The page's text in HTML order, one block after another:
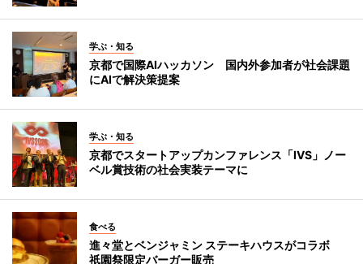
学ぶ・知る
京都で国際AIハッカソン 国内外参加者が社会課題
にAIで解決策提案
学ぶ・知る
京都でスタートアップカンファレンス「IVS」ノー
ベル賞技術の社会実装テーマに
食べる
進々堂とベンジャミン ステーキハウスがコラボ
祇園祭限定バーガー販売